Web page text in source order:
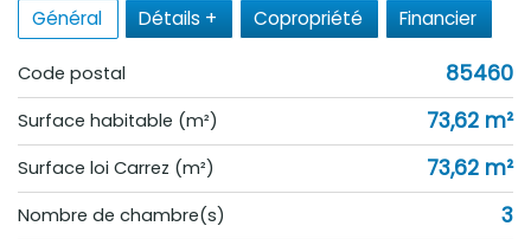
Général Détails + Copropriété Financier
Code postal 85460
Surface habitable (m²) 73,62 m²
Surface loi Carrez (m²) 73,62 m²
Nombre de chambre(s) 3